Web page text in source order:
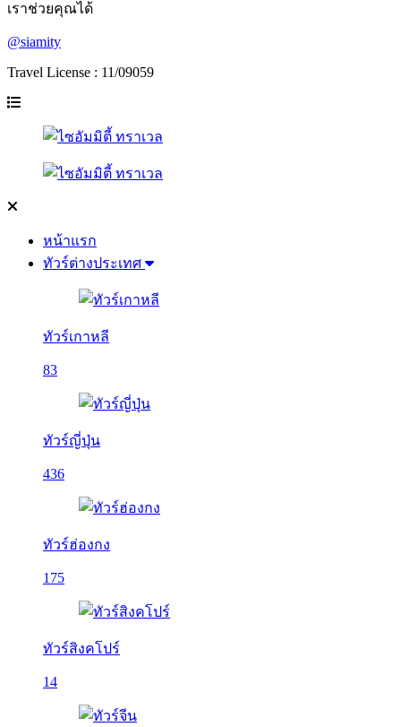
เราช่วยคุณได้
@siamity
Travel License : 11/09059
หน้าแรก
ทัวร์ต่างประเทศ
ทัวร์เกาหลี
83
ทัวร์ญี่ปุ่น
436
ทัวร์ฮ่องกง
175
ทัวร์สิงคโปร์
14